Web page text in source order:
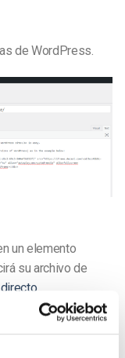
de WordPress.
un elemento
su archivo de
en WordPress,